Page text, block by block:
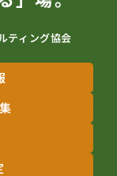
ティング協会